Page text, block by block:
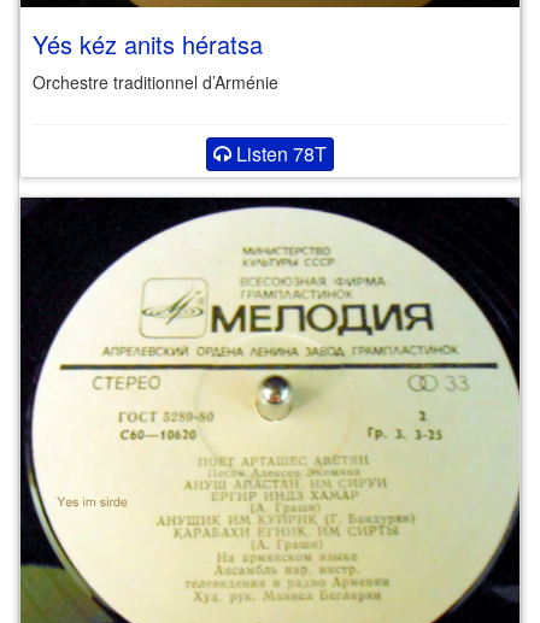
Yés kéz anits hératsa
Orchestre traditionnel d’Arménie
Listen 78T